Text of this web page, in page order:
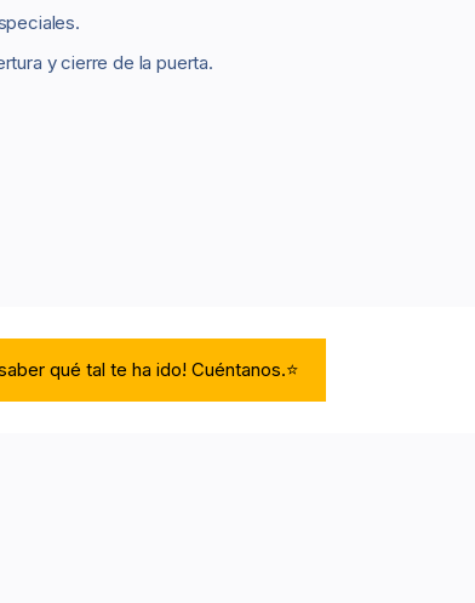
y cierre de la puerta.
qué tal te ha ido! Cuéntanos.⭐